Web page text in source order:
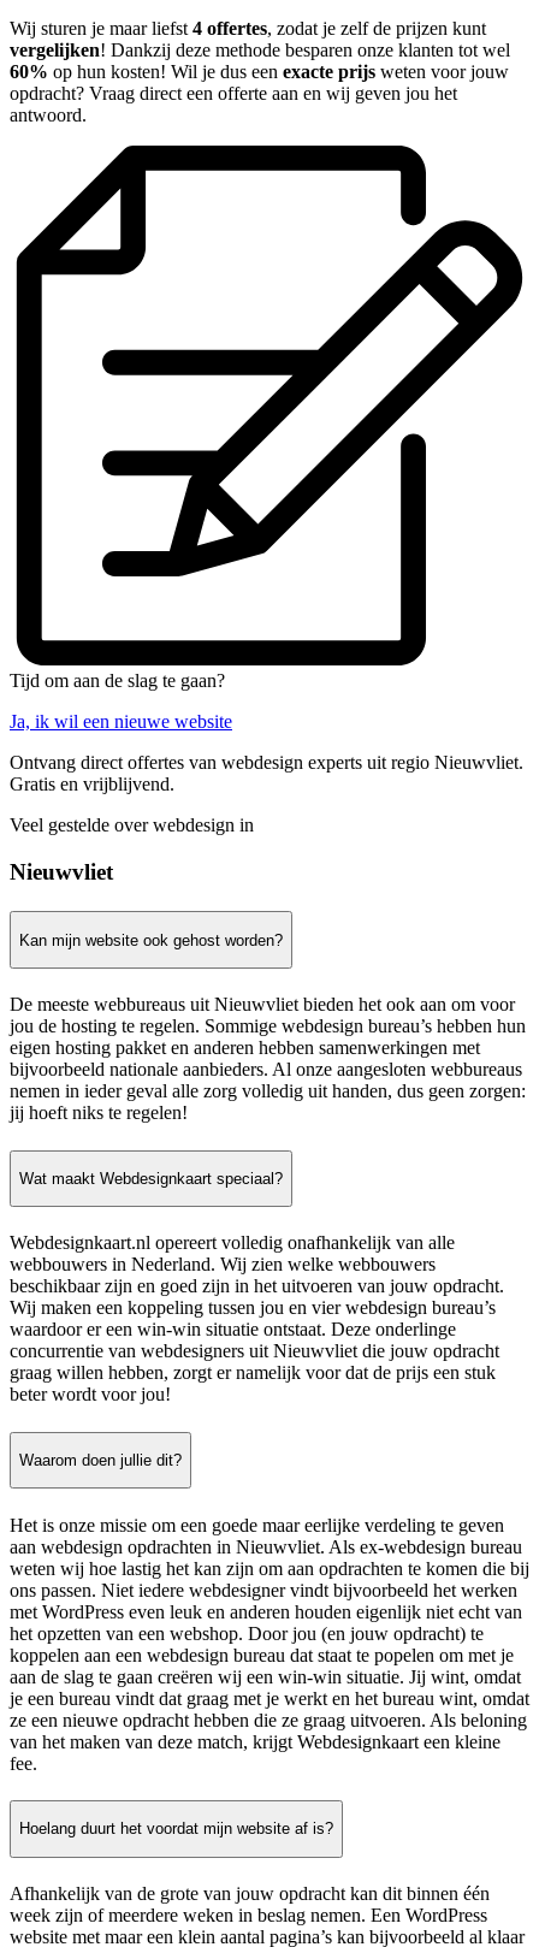
Wij sturen je maar liefst 4 offertes, zodat je zelf de prijzen kunt
vergelijken! Dankzij deze methode besparen onze klanten tot wel
60% op hun kosten! Wil je dus een exacte prijs weten voor jouw
opdracht? Vraag direct een offerte aan en wij geven jou het
antwoord.
Tijd om aan de slag te gaan?
Ja, ik wil een nieuwe website
Ontvang direct offertes van webdesign experts uit regio Nieuwvliet.
Gratis en vrijblijvend.
Veel gestelde over webdesign in
Nieuwvliet
Kan mijn website ook gehost worden?
De meeste webbureaus uit Nieuwvliet bieden het ook aan om voor
jou de hosting te regelen. Sommige webdesign bureau’s hebben hun
eigen hosting pakket en anderen hebben samenwerkingen met
bijvoorbeeld nationale aanbieders. Al onze aangesloten webbureaus
nemen in ieder geval alle zorg volledig uit handen, dus geen zorgen:
jij hoeft niks te regelen!
Wat maakt Webdesignkaart speciaal?
Webdesignkaart.nl opereert volledig onafhankelijk van alle
webbouwers in Nederland. Wij zien welke webbouwers
beschikbaar zijn en goed zijn in het uitvoeren van jouw opdracht.
Wij maken een koppeling tussen jou en vier webdesign bureau’s
waardoor er een win-win situatie ontstaat. Deze onderlinge
concurrentie van webdesigners uit Nieuwvliet die jouw opdracht
graag willen hebben, zorgt er namelijk voor dat de prijs een stuk
beter wordt voor jou!
Waarom doen jullie dit?
Het is onze missie om een goede maar eerlijke verdeling te geven
aan webdesign opdrachten in Nieuwvliet. Als ex-webdesign bureau
weten wij hoe lastig het kan zijn om aan opdrachten te komen die bij
ons passen. Niet iedere webdesigner vindt bijvoorbeeld het werken
met WordPress even leuk en anderen houden eigenlijk niet echt van
het opzetten van een webshop. Door jou (en jouw opdracht) te
koppelen aan een webdesign bureau dat staat te popelen om met je
aan de slag te gaan creëren wij een win-win situatie. Jij wint, omdat
je een bureau vindt dat graag met je werkt en het bureau wint, omdat
ze een nieuwe opdracht hebben die ze graag uitvoeren. Als beloning
van het maken van deze match, krijgt Webdesignkaart een kleine
fee.
Hoelang duurt het voordat mijn website af is?
Afhankelijk van de grote van jouw opdracht kan dit binnen één
week zijn of meerdere weken in beslag nemen. Een WordPress
website met maar een klein aantal pagina’s kan bijvoorbeeld al klaar